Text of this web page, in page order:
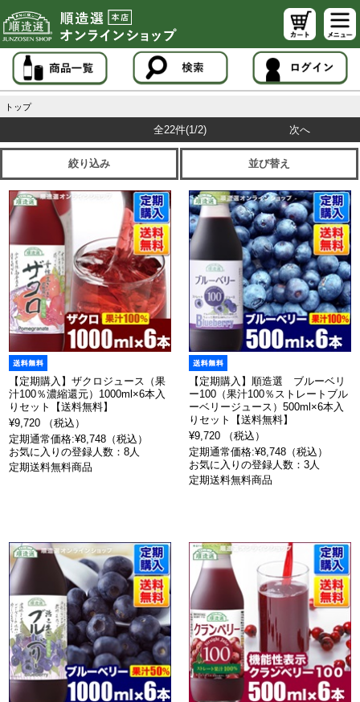
トップ
全22件(1/2) 次へ
絞り込み 並び替え
【定期購入】ザクロジュース（果
汁100％濃縮還元）1000ml×6本入
りセット【送料無料】
¥9,720 （税込）
定期通常価格:¥8,748（税込）
お気に入りの登録人数：8人
定期送料無料商品
【定期購入】順造選 ブルーベリ
ー100（果汁100％ストレートブル
ーベリージュース）500ml×6本入
りセット【送料無料】
¥9,720 （税込）
定期通常価格:¥8,748（税込）
お気に入りの登録人数：3人
定期送料無料商品